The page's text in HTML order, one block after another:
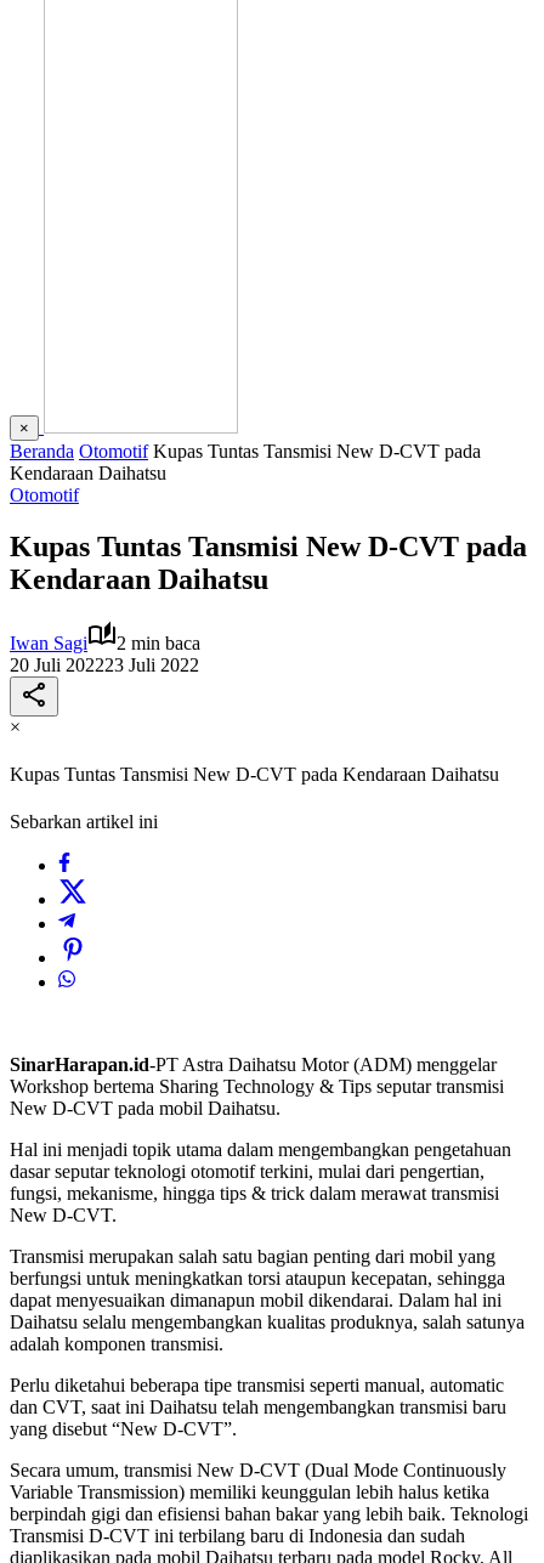
×
Beranda Otomotif Kupas Tuntas Tansmisi New D-CVT pada
Kendaraan Daihatsu
Otomotif
Kupas Tuntas Tansmisi New D-CVT pada
Kendaraan Daihatsu
Iwan Sagi
2 min baca
20 Juli 202223 Juli 2022
×
Kupas Tuntas Tansmisi New D-CVT pada Kendaraan Daihatsu
Sebarkan artikel ini
SinarHarapan.id-PT Astra Daihatsu Motor (ADM) menggelar
Workshop bertema Sharing Technology & Tips seputar transmisi
New D-CVT pada mobil Daihatsu.
Hal ini menjadi topik utama dalam mengembangkan pengetahuan
dasar seputar teknologi otomotif terkini, mulai dari pengertian,
fungsi, mekanisme, hingga tips & trick dalam merawat transmisi
New D-CVT.
Transmisi merupakan salah satu bagian penting dari mobil yang
berfungsi untuk meningkatkan torsi ataupun kecepatan, sehingga
dapat menyesuaikan dimanapun mobil dikendarai. Dalam hal ini
Daihatsu selalu mengembangkan kualitas produknya, salah satunya
adalah komponen transmisi.
Perlu diketahui beberapa tipe transmisi seperti manual, automatic
dan CVT, saat ini Daihatsu telah mengembangkan transmisi baru
yang disebut “New D-CVT”.
Secara umum, transmisi New D-CVT (Dual Mode Continuously
Variable Transmission) memiliki keunggulan lebih halus ketika
berpindah gigi dan efisiensi bahan bakar yang lebih baik. Teknologi
Transmisi D-CVT ini terbilang baru di Indonesia dan sudah
diaplikasikan pada mobil Daihatsu terbaru pada model Rocky, All